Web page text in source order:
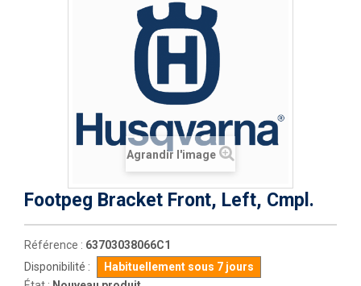
Agrandir l'image
Footpeg Bracket Front, Left, Cmpl.
Référence : 63703038066C1
Disponibilité :
Habituellement sous 7 jours